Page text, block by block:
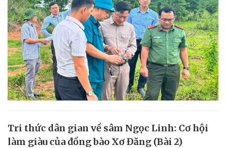
Tri thức dân gian về sâm Ngọc Linh: Cơ hội
làm giàu của đồng bào Xơ Đăng (Bài 2)